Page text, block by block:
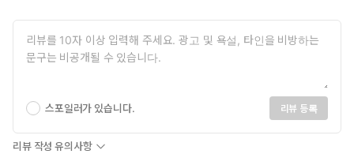
혹시 괜찮으시다면 앞으로 참고할 수 있도록 리퀘스트 혹은 감상
을 편집부로 보내주십시오. 1년에 한 번 정도입니다만 페이퍼 등
으로 답장도 드리고 있습니다. 부디 편지를 주시면 기쁠 거예요.
마지막으로, 복흑 만세! 복흑 만세! 복흑 만세! 최근에 지나치게 복흑
을 주장하는 바람에, 착한 사람을 등장시켜도 금세 복흑이라는 걸
들키고 말아서, 오히려 속이 시커먼 캐릭터를 쓸 수 없게 됐다는 딜
레마에 빠져 있습니다만, 오랜만에 복흑을 쓸 수 있어서 즐거웠습니
스포일러가 있습니다. 리뷰 등록
리뷰 작성 유의사항